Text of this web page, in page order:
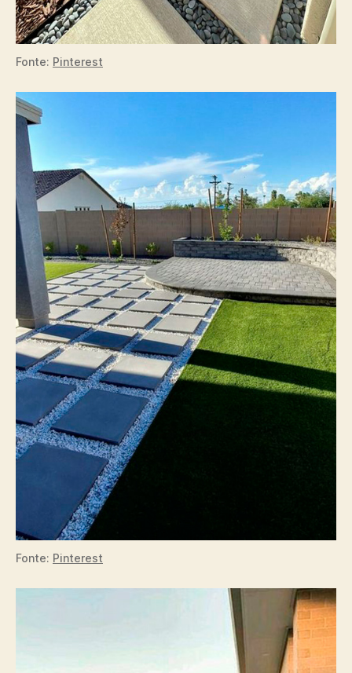
Fonte: Pinterest
Fonte: Pinterest